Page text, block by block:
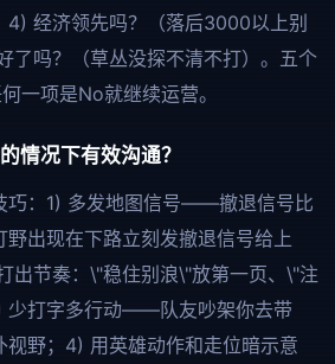
4) 经济领先吗？（落后3000以上别
了吗？（草丛没探不清不打）。五个
一项是No就继续运营。
情况下有效沟通？
巧：1) 多发地图信号——撤退信号比
出现在下路立刻发撤退信号给上
出节奏：\"稳住别浪\"放第一页、\"注
少打字多行动——队友吵架你去带
视野；4) 用英雄动作和走位暗示意